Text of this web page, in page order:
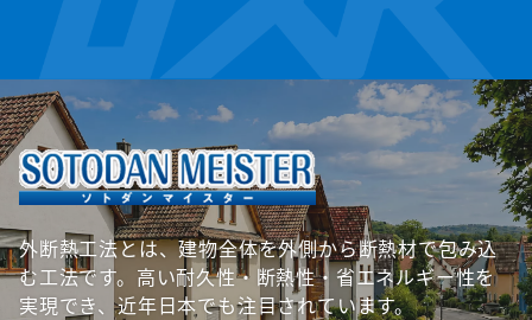
FAQ
会社概要
営業拠点
外断熱工法とは、建物全体を外側から断熱材で包み込
む工法です。高い耐久性・断熱性・省エネルギー性を
実現でき、近年日本でも注目されています。